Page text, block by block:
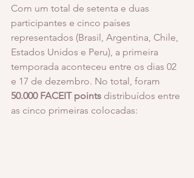
Com um total de setenta e duas
participantes e cinco países
representados (Brasil, Argentina, Chile,
Estados Unidos e Peru), a primeira
temporada aconteceu entre os dias 02
e 17 de dezembro. No total, foram
50.000 FACEIT points distribuídos entre
as cinco primeiras colocadas: